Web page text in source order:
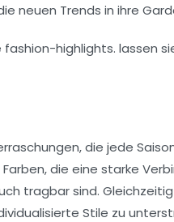
neuen Trends in ihre
die jede
die eine starke
tragbar sind.
Stile zu